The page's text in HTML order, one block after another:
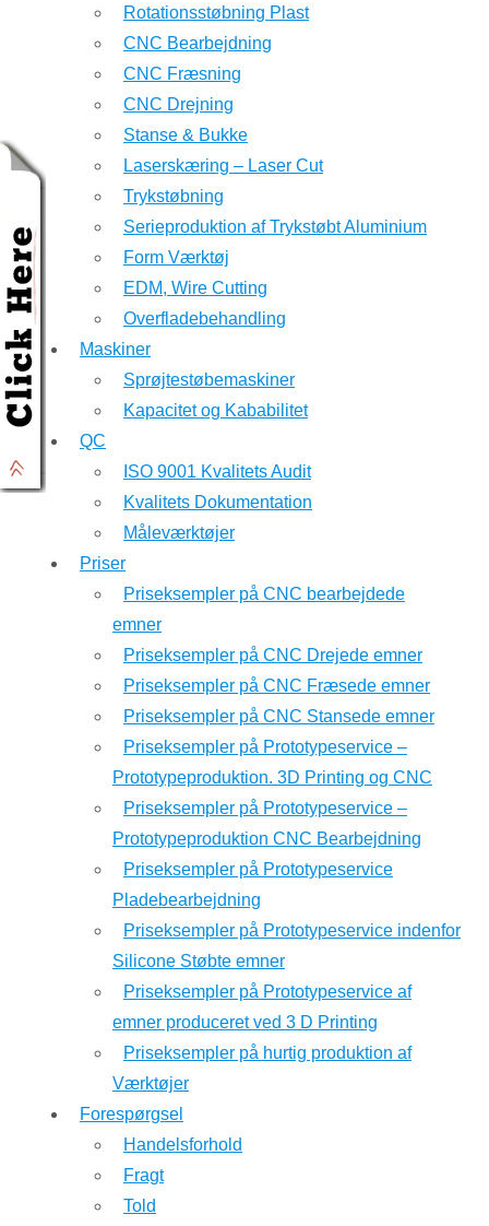
Rotationsstøbning Plast
CNC Bearbejdning
CNC Fræsning
CNC Drejning
Stanse & Bukke
Laserskæring – Laser Cut
Trykstøbning
Serieproduktion af Trykstøbt Aluminium
Form Værktøj
EDM, Wire Cutting
Overfladebehandling
Maskiner
Sprøjtestøbemaskiner
Kapacitet og Kababilitet
QC
ISO 9001 Kvalitets Audit
Kvalitets Dokumentation
Måleværktøjer
Priser
Priseksempler på CNC bearbejdede
emner
Priseksempler på CNC Drejede emner
Priseksempler på CNC Fræsede emner
Priseksempler på CNC Stansede emner
Priseksempler på Prototypeservice –
Prototypeproduktion. 3D Printing og CNC
Priseksempler på Prototypeservice –
Prototypeproduktion CNC Bearbejdning
Priseksempler på Prototypeservice
Pladebearbejdning
Priseksempler på Prototypeservice indenfor
Silicone Støbte emner
Priseksempler på Prototypeservice af
emner produceret ved 3 D Printing
Priseksempler på hurtig produktion af
Værktøjer
Forespørgsel
Handelsforhold
Fragt
Told